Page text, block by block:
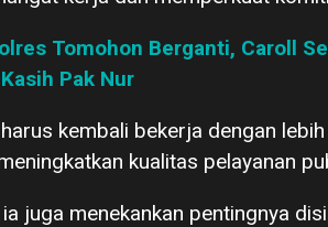
Tomohon Berganti, Caroll
Pak Nur
harus kembali bekerja dengan
kualitas pelayanan
ia juga menekankan pentingnya